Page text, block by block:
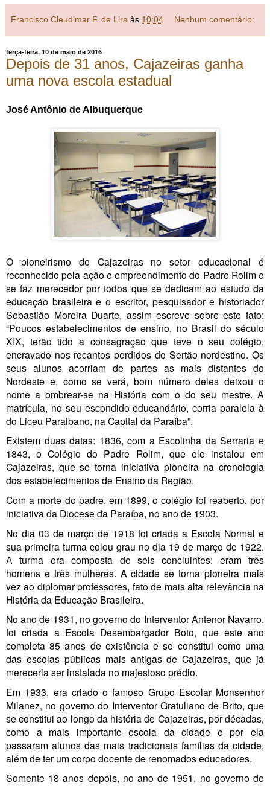
Francisco Cleudimar F. de Lira às 10:04 Nenhum comentário:
terça-feira, 10 de maio de 2016
Depois de 31 anos, Cajazeiras ganha
uma nova escola estadual
José Antônio de Albuquerque
O pioneirismo de Cajazeiras no setor educacional é
reconhecido pela ação e empreendimento do Padre Rolim e
se faz merecedor por todos que se dedicam ao estudo da
educação brasileira e o escritor, pesquisador e historiador
Sebastião Moreira Duarte, assim escreve sobre este fato:
“Poucos estabelecimentos de ensino, no Brasil do século
XIX, terão tido a consagração que teve o seu colégio,
encravado nos recantos perdidos do Sertão nordestino. Os
seus alunos acorriam de partes as mais distantes do
Nordeste e, como se verá, bom número deles deixou o
nome a ombrear-se na História com o do seu mestre. A
matrícula, no seu escondido educandário, corria paralela à
do Liceu Paraibano, na Capital da Paraíba”.
Existem duas datas: 1836, com a Escolinha da Serraria e
1843, o Colégio do Padre Rolim, que ele instalou em
Cajazeiras, que se torna iniciativa pioneira na cronologia
dos estabelecimentos de Ensino da Região.
Com a morte do padre, em 1899, o colégio foi reaberto, por
iniciativa da Diocese da Paraíba, no ano de 1903.
No dia 03 de março de 1918 foi criada a Escola Normal e
sua primeira turma colou grau no dia 19 de março de 1922.
A turma era composta de seis concluintes: eram três
homens e três mulheres. A cidade se torna pioneira mais
vez ao diplomar professores, fato de mais alta relevância na
História da Educação Brasileira.
No ano de 1931, no governo do Interventor Antenor Navarro,
foi criada a Escola Desembargador Boto, que este ano
completa 85 anos de existência e se constitui como uma
das escolas públicas mais antigas de Cajazeiras, que já
mereceria ser instalada no majestoso prédio.
Em 1933, era criado o famoso Grupo Escolar Monsenhor
Milanez, no governo do Interventor Gratuliano de Brito, que
se constitui ao longo da história de Cajazeiras, por décadas,
como a mais importante escola da cidade e por ela
passaram alunos das mais tradicionais famílias da cidade,
além de ter um corpo docente de renomados educadores.
Somente 18 anos depois, no ano de 1951, no governo de